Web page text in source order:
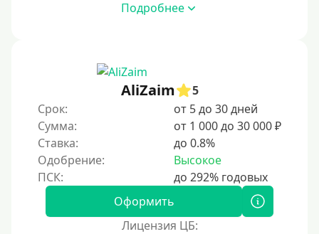
Подробнее
AliZaim
5
Срок:
от 5 до 30 дней
Сумма:
от 1 000 до 30 000 ₽
Ставка:
до 0.8%
Одобрение:
Высокое
Оформить
Лицензия ЦБ: